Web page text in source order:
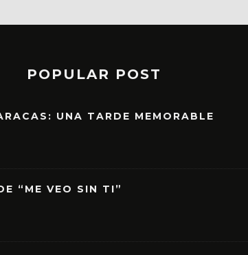
POPULAR POST
UNA TARDE MEMORABLE
“ME VEO SIN TI”